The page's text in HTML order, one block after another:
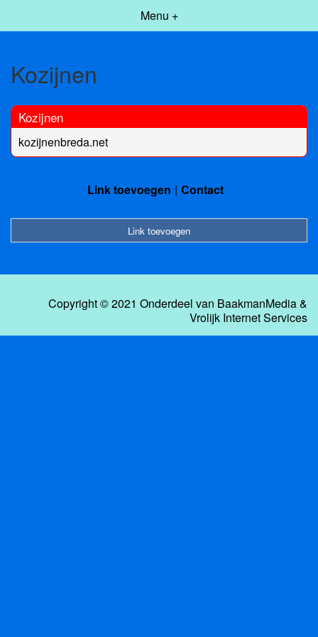
Menu +
Kozijnen
Kozijnen
kozijnenbreda.net
Link toevoegen Contact
Link toevoegen
Copyright © 2021 Onderdeel van BaakmanMedia&
Vrolijk Internet Services